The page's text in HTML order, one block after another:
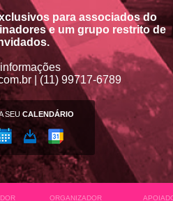
para associados do
e um grupo restrito de
| (11) 99717-6789
SEUCALENDÁRIO
ORGANIZADOR